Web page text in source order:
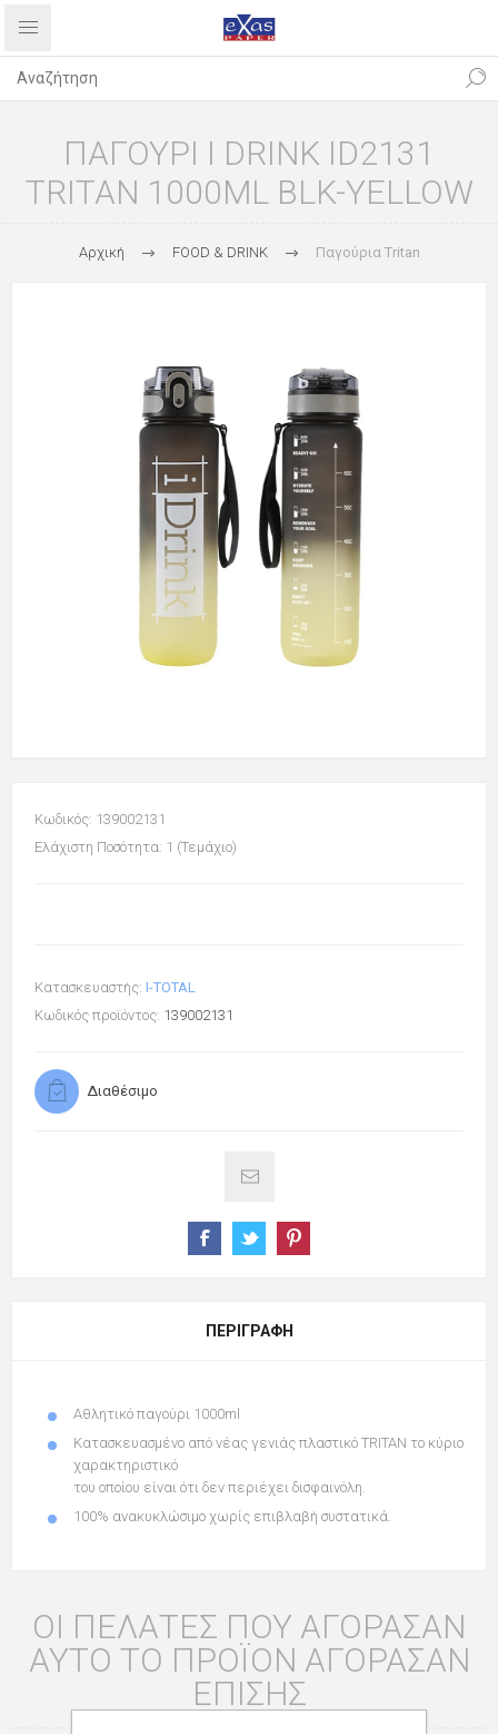
ΠΑΓΟΥΡΙ I DRINK ID2131
TRITAN 1000ML BLK-YELLOW
Αρχική FOOD & DRINK Παγούρια Tritan
Κωδικός: 139002131
Ελάχιστη Ποσότητα: 1 (Τεμάχιο)
Κατασκευαστής: I-TOTAL
Κωδικός προϊόντος: 139002131
Διαθέσιμο
ΠΕΡΙΓΡΑΦΉ
Αθλητικό παγούρι 1000ml
Kατασκευασμένο από νέας γενιάς πλαστικό TRITAN το κύριο
χαρακτηριστικό
του οποίου είναι ότι δεν περιέχει δισφαινόλη.
100% ανακυκλώσιμο χωρίς επιβλαβή συστατικά.
ΟΙ ΠΕΛΆΤΕΣ ΠΟΥ ΑΓΌΡΑΣΑΝ
ΑΥΤΌ ΤΟ ΠΡΟΪΌΝ ΑΓΌΡΑΣΑΝ
ΕΠΊΣΗΣ